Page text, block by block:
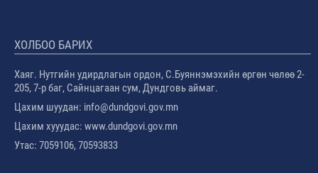
ХОЛБОО БАРИХ
Хаяг. Нутгийн удирдлагын ордон, С.Буяннэмэхийн өргөн чөлөө 2-
205, 7-р баг, Сайнцагаан сум, Дундговь аймаг.
Цахим шуудан: info@dundgovi.gov.mn
Цахим хууудас: www.dundgovi.gov.mn
Утас: 7059106, 70593833